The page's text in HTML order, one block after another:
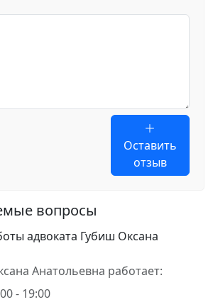
Оставить
отзыв
вопросы
адвоката Губиш Оксана
Анатольевна работает:
- 19:00